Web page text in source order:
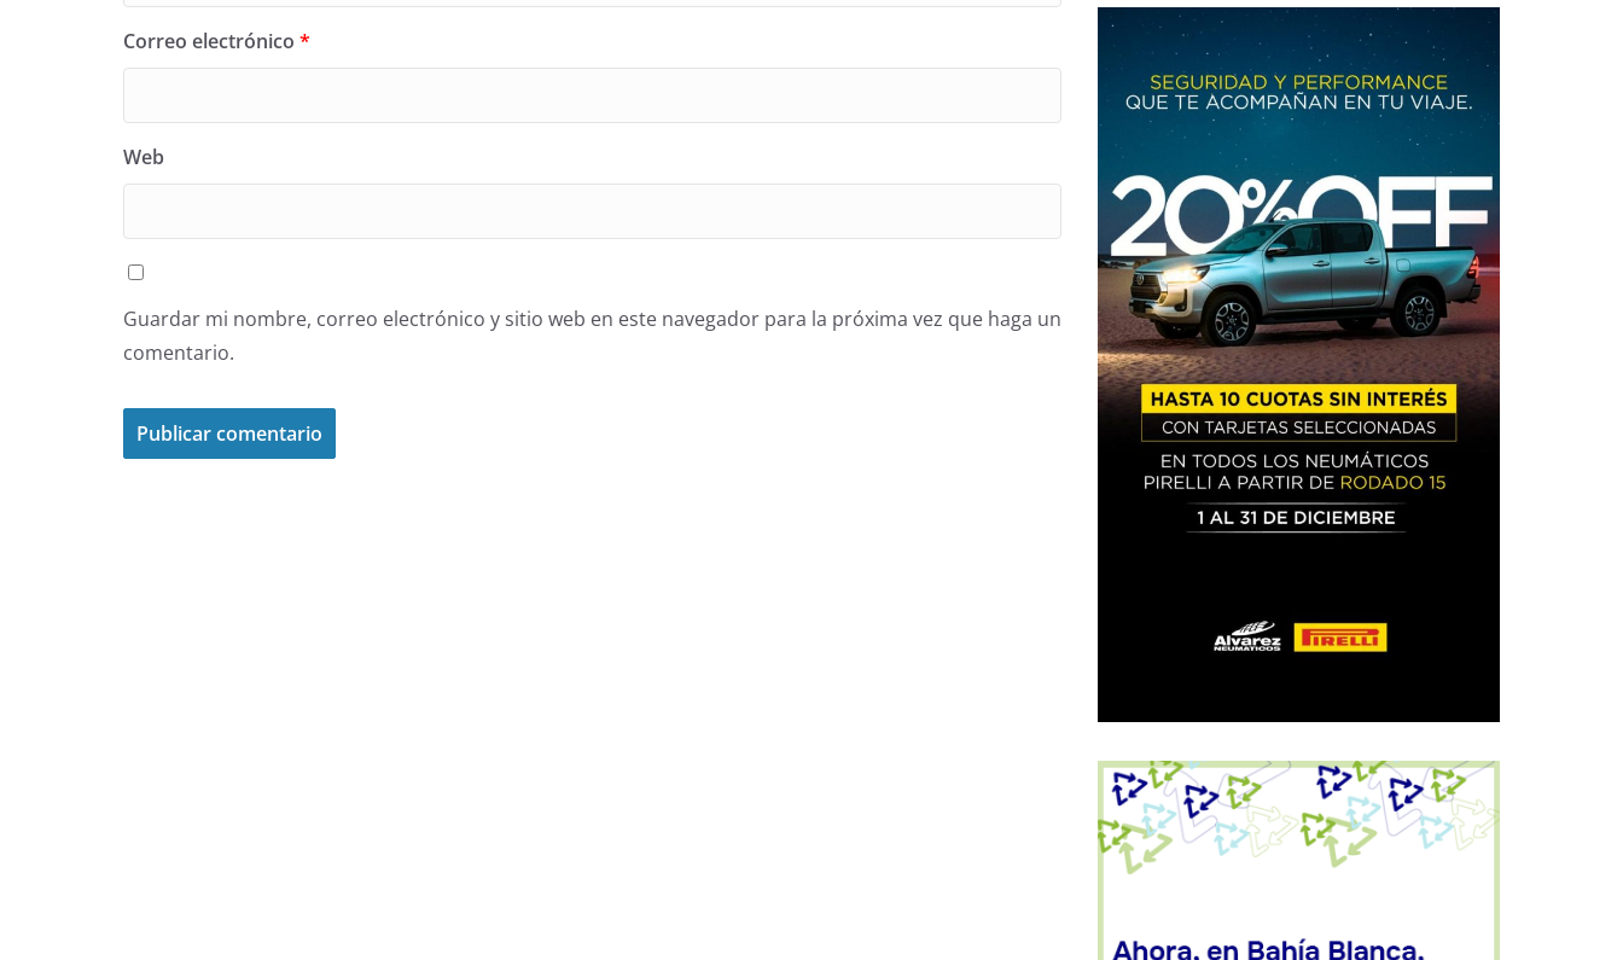
Correo electrónico *
Web
Guardar mi nombre, correo electrónico y sitio web en este navegador para la próxima vez que haga un
comentario.